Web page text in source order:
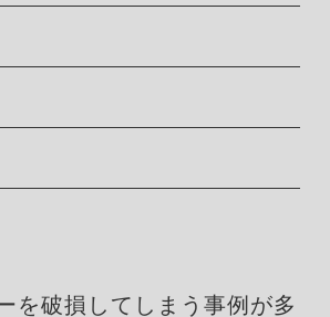
を破損してしまう事例が多